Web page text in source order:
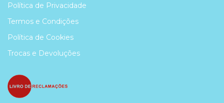
Política de Privacidade
Termos e Condições
Política de Cookies
Trocas e Devoluções